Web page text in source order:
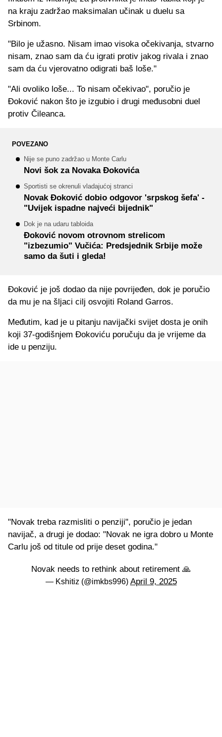
na kraju zadržao maksimalan učinak u duelu sa
Srbinom.
"Bilo je užasno. Nisam imao visoka očekivanja, stvarno
nisam, znao sam da ću igrati protiv jakog rivala i znao
sam da ću vjerovatno odigrati baš loše."
"Ali ovoliko loše... To nisam očekivao", poručio je
Đoković nakon što je izgubio i drugi međusobni duel
protiv Čileanca.
POVEZANO
Nije se puno zadržao u Monte Carlu
Novi šok za Novaka Đokovića
Sportisti se okrenuli vladajućoj stranci
Novak Đoković dobio odgovor 'srpskog šefa' -
"Uvijek ispadne najveći bijednik"
Dok je na udaru tabloida
Đoković novom otrovnom strelicom
"izbezumio" Vučića: Predsjednik Srbije može
samo da šuti i gleda!
Đoković je još dodao da nije povrijeđen, dok je poručio
da mu je na šljaci cilj osvojiti Roland Garros.
Međutim, kad je u pitanju navijački svijet dosta je onih
koji 37-godišnjem Đokoviću poručuju da je vrijeme da
ide u penziju.
"Novak treba razmisliti o penziji", poručio je jedan
navijač, a drugi je dodao: "Novak ne igra dobro u Monte
Carlu još od titule od prije deset godina."
Novak needs to rethink about retirement 🙏
— Kshitiz (@imkbs996) April 9, 2025